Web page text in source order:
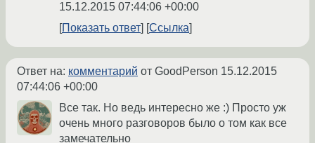
15.12.2015 07:44:06 +00:00
Показать ответ
Ссылка
Ответ на: комментарий от GoodPerson 15.12.2015
07:44:06 +00:00
Все так. Но ведь интересно же :) Просто уж
очень много разговоров было о том как все
замечательно